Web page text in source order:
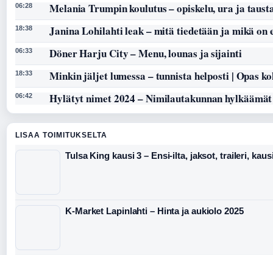
06:28 Melania Trumpin koulutus – opiskelu, ura ja
18:38 Janina Lohilahti leak – mitä tiedetään ja mikä on
06:33 Döner Harju City – Menu, lounas ja sijainti
18:33 Minkin jäljet lumessa – tunnista helposti | Opas
06:42 Hylätyt nimet 2024 – Nimilautakunnan
LISAA TOIMITUKSELTA
Tulsa King kausi 3 – Ensi-ilta, jaksot, traileri,
K-Market Lapinlahti – Hinta ja aukiolo 2025